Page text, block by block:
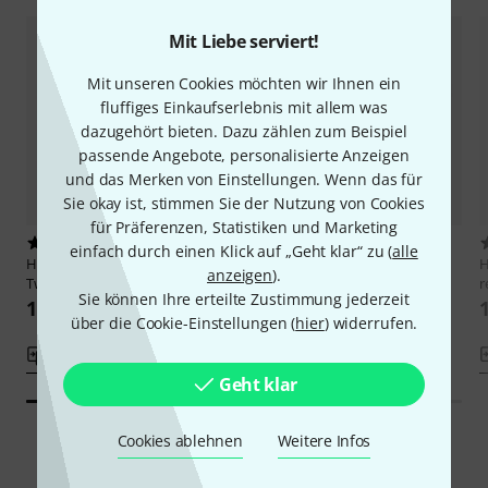
Mit Liebe serviert!
Mit unseren Cookies möchten wir Ihnen ein
fluffiges Einkaufserlebnis mit allem was
dazugehört bieten. Dazu zählen zum Beispiel
passende Angebote, personalisierte Anzeigen
und das Merken von Einstellungen. Wenn das für
Sie okay ist, stimmen Sie der Nutzung von Cookies
für Präferenzen, Statistiken und Marketing
einfach durch einen Klick auf „Geht klar“ zu (alle
anzeigen).
Sie können Ihre erteilte Zustimmung jederzeit
über die Cookie-Einstellungen (hier) widerrufen.
Geht klar
Cookies ablehnen Weitere Infos
HohnerBravo III 72 myColor
Twilight
1.725 CHF
HohnerBravo III 72 Black silent
key
1.545 CHF